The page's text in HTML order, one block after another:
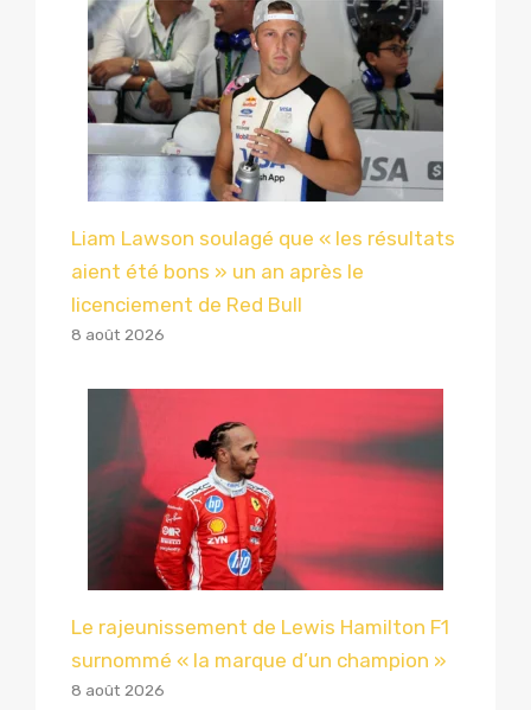
Liam Lawson soulagé que « les résultats
aient été bons » un an après le
licenciement de Red Bull
8 août 2026
Le rajeunissement de Lewis Hamilton F1
surnommé « la marque d’un champion »
8 août 2026